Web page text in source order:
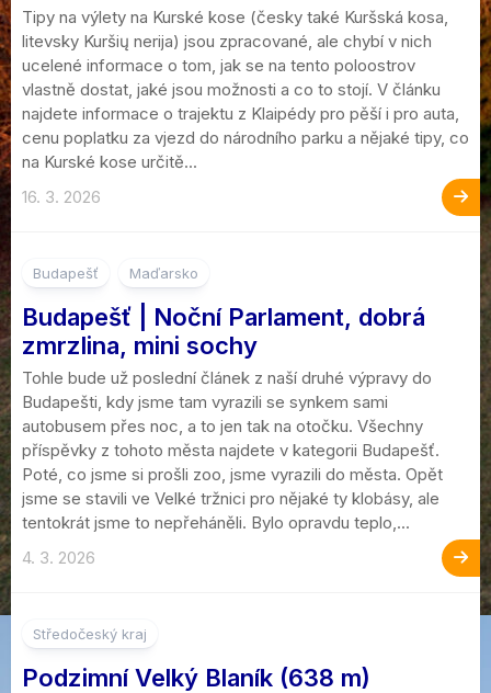
Tipy na výlety na Kurské kose (česky také Kuršská kosa,
litevsky Kuršių nerija) jsou zpracované, ale chybí v nich
ucelené informace o tom, jak se na tento poloostrov
vlastně dostat, jaké jsou možnosti a co to stojí. V článku
najdete informace o trajektu z Klaipédy pro pěší i pro auta,
cenu poplatku za vjezd do národního parku a nějaké tipy, co
na Kurské kose určitě...
16. 3. 2026
Budapešť Maďarsko
Budapešť | Noční Parlament, dobrá
zmrzlina, mini sochy
Tohle bude už poslední článek z naší druhé výpravy do
Budapešti, kdy jsme tam vyrazili se synkem sami
autobusem přes noc, a to jen tak na otočku. Všechny
příspěvky z tohoto města najdete v kategorii Budapešť.
Poté, co jsme si prošli zoo, jsme vyrazili do města. Opět
jsme se stavili ve Velké tržnici pro nějaké ty klobásy, ale
tentokrát jsme to nepřeháněli. Bylo opravdu teplo,...
4. 3. 2026
Středočeský kraj
Podzimní Velký Blaník (638 m)